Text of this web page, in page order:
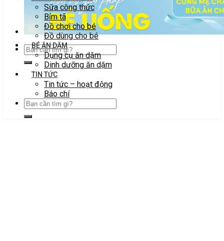
Sữa công thức
Bỉm tã
Đồ chơi cho bé
Đồ dùng cho bé
BÉ ĂN DẶM
Dụng cụ ăn dặm
Dinh dưỡng ăn dặm
TIN TỨC
Tin tức – hoạt động
Báo chí